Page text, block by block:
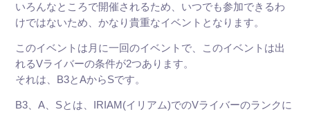
いろんなところで開催されるため、いつでも参加できるわ
けではないため、かなり貴重なイベントとなります。
このイベントは月に一回のイベントで、このイベントは出
れるVライバーの条件が2つあります。
それは、 B3とAからSです。
B3、A、Sとは、IRIAM(イリアム)でのVライバーのランクに